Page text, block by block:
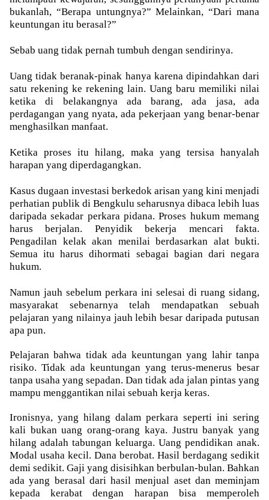
bukanlah, “Berapa untungnya?” Melainkan, “Dari mana
keuntungan itu berasal?”
Sebab uang tidak pernah tumbuh dengan sendirinya.
Uang tidak beranak-pinak hanya karena dipindahkan dari
satu rekening ke rekening lain. Uang baru memiliki nilai
ketika di belakangnya ada barang, ada jasa, ada
perdagangan yang nyata, ada pekerjaan yang benar-benar
menghasilkan manfaat.
Ketika proses itu hilang, maka yang tersisa hanyalah
harapan yang diperdagangkan.
Kasus dugaan investasi berkedok arisan yang kini menjadi
perhatian publik di Bengkulu seharusnya dibaca lebih luas
daripada sekadar perkara pidana. Proses hukum memang
harus berjalan. Penyidik bekerja mencari fakta.
Pengadilan kelak akan menilai berdasarkan alat bukti.
Semua itu harus dihormati sebagai bagian dari negara
hukum.
Namun jauh sebelum perkara ini selesai di ruang sidang,
masyarakat sebenarnya telah mendapatkan sebuah
pelajaran yang nilainya jauh lebih besar daripada putusan
apa pun.
Pelajaran bahwa tidak ada keuntungan yang lahir tanpa
risiko. Tidak ada keuntungan yang terus-menerus besar
tanpa usaha yang sepadan. Dan tidak ada jalan pintas yang
mampu menggantikan nilai sebuah kerja keras.
Ironisnya, yang hilang dalam perkara seperti ini sering
kali bukan uang orang-orang kaya. Justru banyak yang
hilang adalah tabungan keluarga. Uang pendidikan anak.
Modal usaha kecil. Dana berobat. Hasil berdagang sedikit
demi sedikit. Gaji yang disisihkan berbulan-bulan. Bahkan
ada yang berasal dari hasil menjual aset dan meminjam
kepada kerabat dengan harapan bisa memperoleh